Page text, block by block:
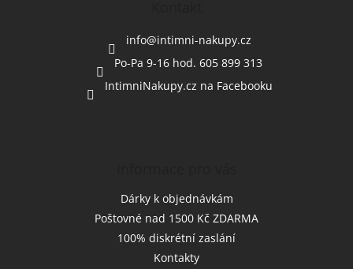
info@intimni-nakupy.cz
Po-Pa 9-16 hod. 605 899 313
IntimniNakupy.cz na Facebooku
Dárky k objednávkám
Poštovné nad 1500 Kč ZDARMA
100% diskrétní zaslání
Kontakty